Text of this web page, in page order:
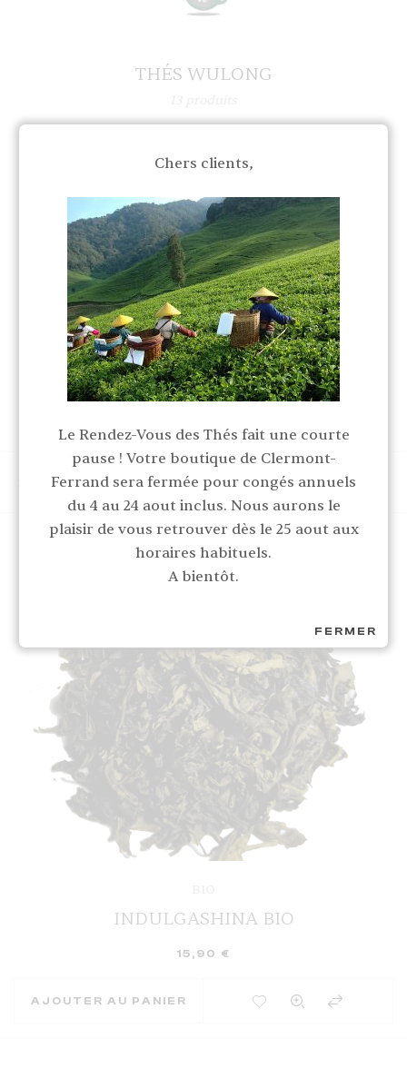
THÉS WULONG
Télécharger notre
catalogue
NOUS POUVONS VOUS GUIDER POUR TROUVER LE
THÉ QUI VOUS CONVIENT LE MIEUX
TÉLÉCHARGER
FILTRE AFFICHER
INDULGASHINA BIO
15,90 €
AJOUTER AU PANIER
FERMER
Chers clients,
Le Rendez-Vous des Thés fait une courte
pause ! Votre boutique de Clermont-
Ferrand sera fermée pour congés annuels
du 4 au 24 aout inclus. Nous aurons le
plaisir de vous retrouver dès le 25 aout aux
horaires habituels.
A bientôt.